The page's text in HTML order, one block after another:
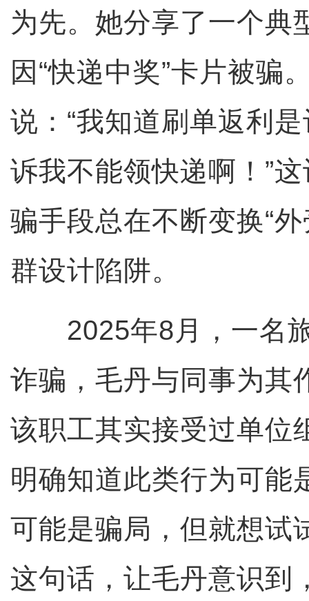
为先。她分享了一个典
因“快递中奖”卡片被骗
说：“我知道刷单返利
诉我不能领快递啊！”
骗手段总在不断变换“
群设计陷阱。
2025年8月，一名旅
诈骗，毛丹与同事为其
该职工其实接受过单位
明确知道此类行为可能
可能是骗局，但就想试
这句话，让毛丹意识到